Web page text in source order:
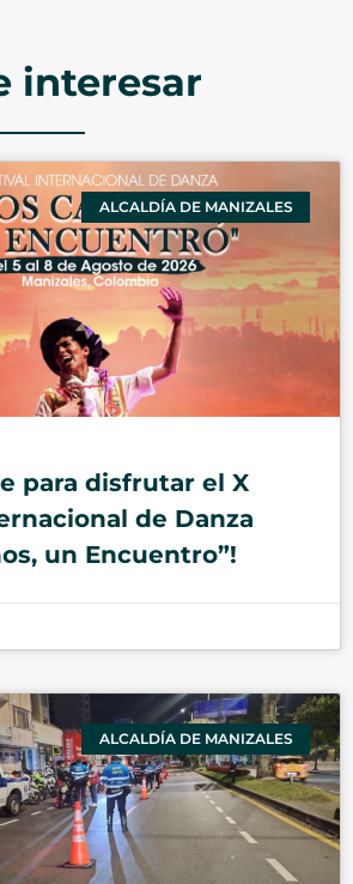
interesar
ALCALDÍA DE MANIZALES
para disfrutar el X
de Danza
un Encuentro”!
ALCALDÍA DE MANIZALES